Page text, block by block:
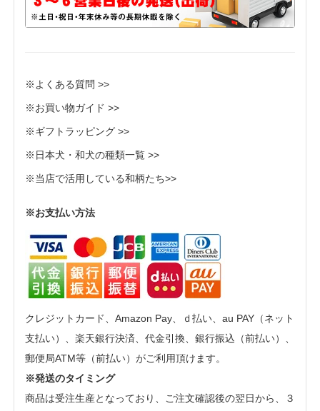
※よくある質問 >>
※お買い物ガイド >>
※ギフトラッピング >>
※日本犬・和犬の種類一覧 >>
※当店で活用している和柄たち>>
※お支払い方法
クレジットカード、Amazon Pay、ｄ払い、au PAY（ネット
支払い）、楽天銀行決済、代金引換、銀行振込（前払い）、
郵便局ATM等（前払い）がご利用頂けます。
※発送のタイミング
商品は受注生産となっており、ご注文確認後の翌日から、３